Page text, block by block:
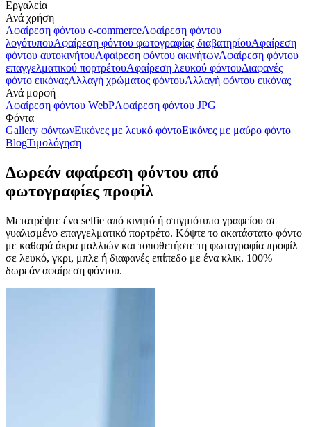
Εργαλεία
Ανά χρήση
Αφαίρεση φόντου e-commerceΑφαίρεση φόντου
λογότυπουΑφαίρεση φόντου φωτογραφίας διαβατηρίουΑφαίρεση
φόντου αυτοκινήτουΑφαίρεση φόντου ακινήτωνΑφαίρεση φόντου
επαγγελματικού πορτρέτουΑφαίρεση λευκού φόντουΔιαφανές
φόντο εικόναςΑλλαγή χρώματος φόντουΑλλαγή φόντου εικόνας
Ανά μορφή
Αφαίρεση φόντου WebPΑφαίρεση φόντου JPG
Φόντα
Gallery φόντωνΕικόνες με λευκό φόντοΕικόνες με μαύρο φόντο
BlogΤιμολόγηση
Δωρεάν αφαίρεση φόντου από
φωτογραφίες προφίλ
Μετατρέψτε ένα selfie από κινητό ή στιγμιότυπο γραφείου σε
γυαλισμένο επαγγελματικό πορτρέτο. Κόψτε το ακατάστατο φόντο
με καθαρά άκρα μαλλιών και τοποθετήστε τη φωτογραφία προφίλ
σε λευκό, γκρι, μπλε ή διαφανές επίπεδο με ένα κλικ. 100%
δωρεάν αφαίρεση φόντου.